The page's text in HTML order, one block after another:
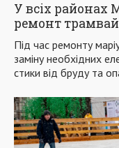
У всіх районах
ремонт
Під час ремонту
заміну необхідних
стики від бруду та